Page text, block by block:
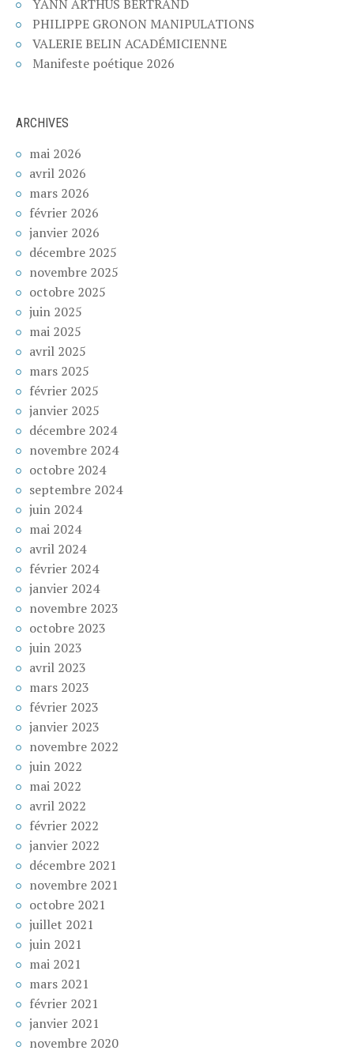
YANN ARTHUS BERTRAND
PHILIPPE GRONON MANIPULATIONS
VALERIE BELIN ACADÉMICIENNE
Manifeste poétique 2026
ARCHIVES
mai 2026
avril 2026
mars 2026
février 2026
janvier 2026
décembre 2025
novembre 2025
octobre 2025
juin 2025
mai 2025
avril 2025
mars 2025
février 2025
janvier 2025
décembre 2024
novembre 2024
octobre 2024
septembre 2024
juin 2024
mai 2024
avril 2024
février 2024
janvier 2024
novembre 2023
octobre 2023
juin 2023
avril 2023
mars 2023
février 2023
janvier 2023
novembre 2022
juin 2022
mai 2022
avril 2022
février 2022
janvier 2022
décembre 2021
novembre 2021
octobre 2021
juillet 2021
juin 2021
mai 2021
mars 2021
février 2021
janvier 2021
novembre 2020